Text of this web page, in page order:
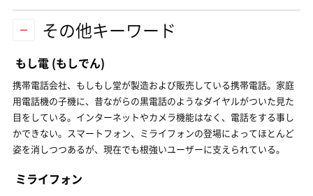
その他キーワード
もし電 (もしでん)
携帯電話会社、もしもし堂が製造および販売している携帯電話。家庭
用電話機の子機に、昔ながらの黒電話のようなダイヤルがついた見た
目をしている。インターネットやカメラ機能はなく、電話をする事し
かできない。スマートフォン、ミライフォンの登場によってほとんど
姿を消しつつあるが、現在でも根強いユーザーに支えられている。
ミライフォン